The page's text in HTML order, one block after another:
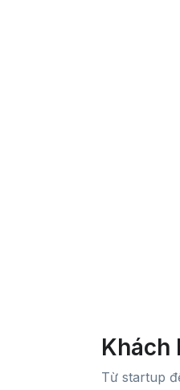
Khách
Từ startup